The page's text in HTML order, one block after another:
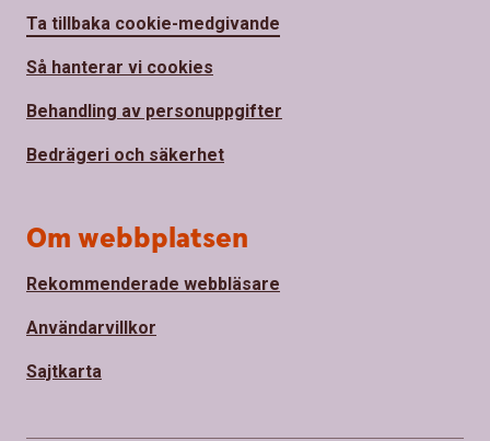
Ta tillbaka cookie-medgivande
Så hanterar vi cookies
Behandling av personuppgifter
Bedrägeri och säkerhet
Om webbplatsen
Rekommenderade webbläsare
Användarvillkor
Sajtkarta